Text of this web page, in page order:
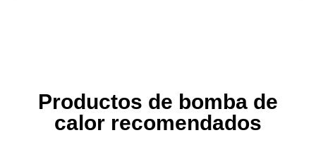
Productos de bomba de
calor recomendados